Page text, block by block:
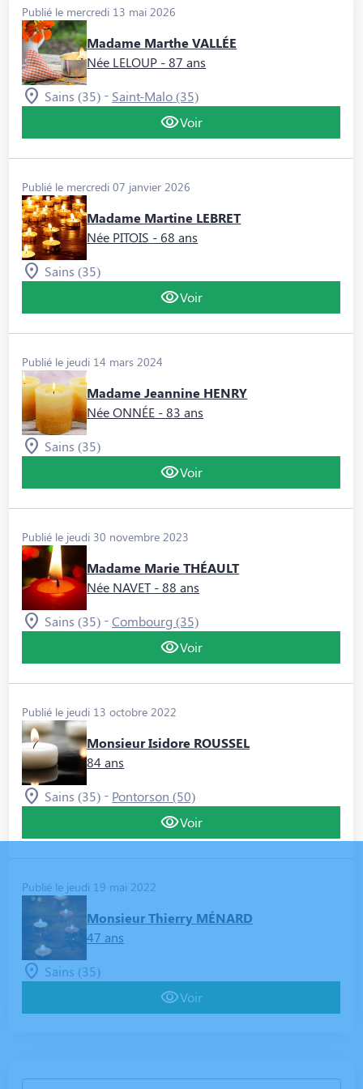
Publié le mercredi 13 mai 2026
Madame Marthe VALLÉE
Née LELOUP - 87 ans
Sains (35) - Saint-Malo (35)
Voir
Publié le mercredi 07 janvier 2026
Madame Martine LEBRET
Née PITOIS - 68 ans
Sains (35)
Voir
Publié le jeudi 14 mars 2024
Madame Jeannine HENRY
Née ONNÉE - 83 ans
Sains (35)
Voir
Publié le jeudi 30 novembre 2023
Madame Marie THÉAULT
Née NAVET - 88 ans
Sains (35) -Combourg (35)
Voir
Publié le jeudi 13 octobre 2022
Monsieur Isidore ROUSSEL
84 ans
Sains (35) - Pontorson (50)
Voir
Publié le jeudi 19 mai 2022
Monsieur Thierry MÉNARD
47 ans
Sains (35)
Voir